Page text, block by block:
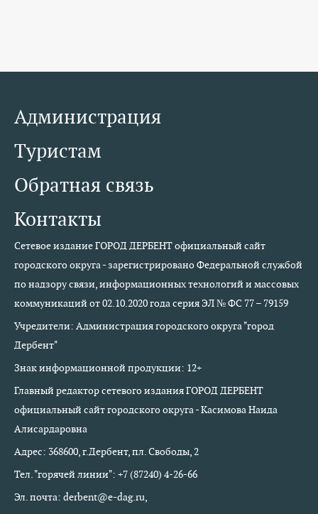
Администрация
Туристам
Обратная связь
Контакты
Сетевое издание ГОРОД ДЕРБЕНТ официальный сайт
городского округа - зарегистрировано Федеральной службой
по надзору связи, информационных технологий и массовых
коммуникаций от 02.10.2020 года серия ЭЛ № ФС 77 – 79159
Учредители: Администрация городского округа "город
Дербент"
Знак информационной продукции: 12+
Главный редактор сетевого издания ГОРОД ДЕРБЕНТ
официальный сайт городского округа - Касимова Наида
Алисардаровна
Адрес: 368600, г.Дербент, пл. Свободы, 2
Тел. "горячей линии": +7 (87240) 4-26-66
Эл. почта: derbent@e-dag.ru,